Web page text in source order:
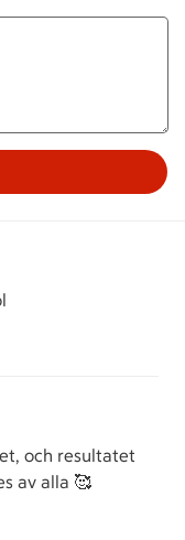
och resultatet
av alla 🥰